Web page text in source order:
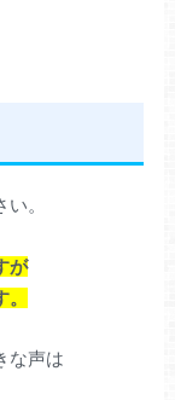
。
が
な声は